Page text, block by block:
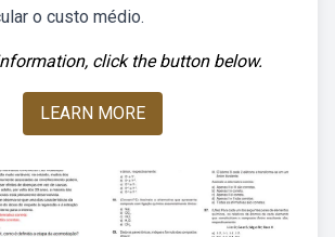
o custo médio.
click the button below.
LEARN MORE